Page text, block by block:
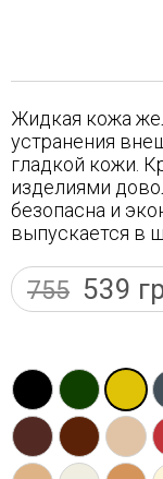
Жидкая кожа
устранения
гладкой кожи.
изделиями
безопасна и
выпускается в
755 539